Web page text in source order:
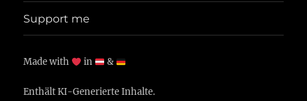
Support me
Made with in &
Enthält KI-Generierte Inhalte.